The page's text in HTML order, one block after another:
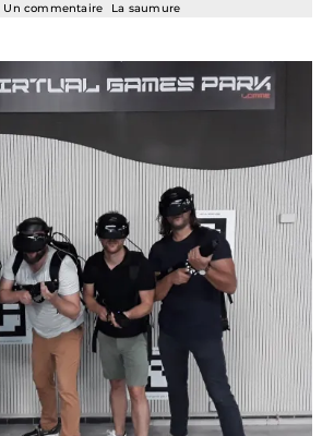
Un commentaire La saumure